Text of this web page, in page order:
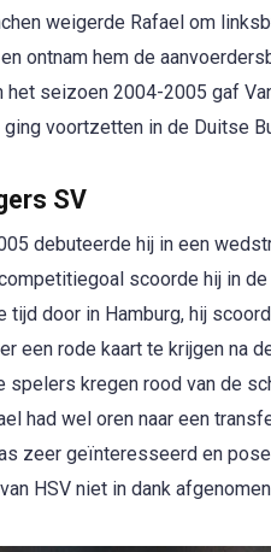
weigerde Rafael om
ontnam hem de
het seizoen 2004-2005 gaf
voortzetten in de Duitse
SV
debuteerde hij in een
scoorde hij in
tijd door in Hamburg, hij
een rode kaart te krijgen na
spelers kregen rood van de
had wel oren naar een
zeer geïnteresseerd en
HSV niet in dank